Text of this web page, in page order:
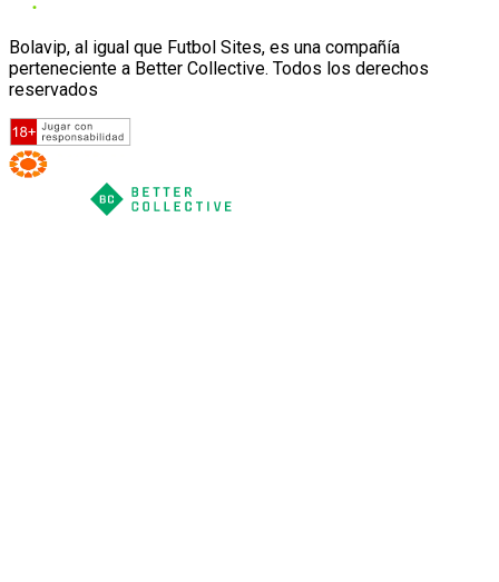
Bolavip, al igual que Futbol Sites, es una compañía
perteneciente a Better Collective. Todos los derechos
reservados